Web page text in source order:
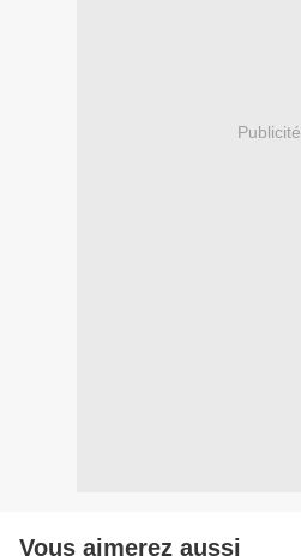
Publicité
Vous aimerez aussi